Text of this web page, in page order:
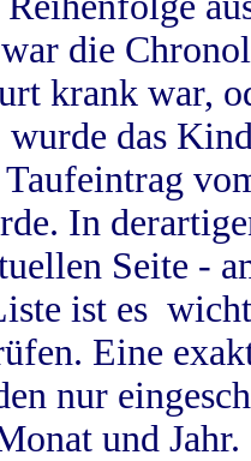
die
krank war,
das
Taufeintrag
In
Seite -
ist es
Eine
nur
und Jahr.